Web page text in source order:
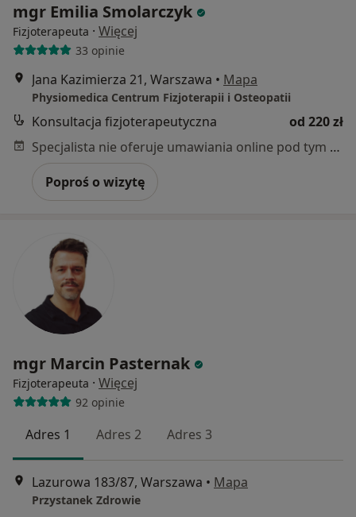
mgr Emilia Smolarczyk
Fizjoterapeuta · Więcej
33 opinie
Jana Kazimierza 21, Warszawa • Mapa
Physiomedica Centrum Fizjoterapii i Osteopatii
Konsultacja fizjoterapeutyczna
od 220 zł
Specjalista nie oferuje umawiania online pod tym adresem.
Poproś o wizytę
mgr Marcin Pasternak
Fizjoterapeuta · Więcej
92 opinie
Adres 1 Adres 2 Adres 3
Lazurowa 183/87, Warszawa • Mapa
Przystanek Zdrowie